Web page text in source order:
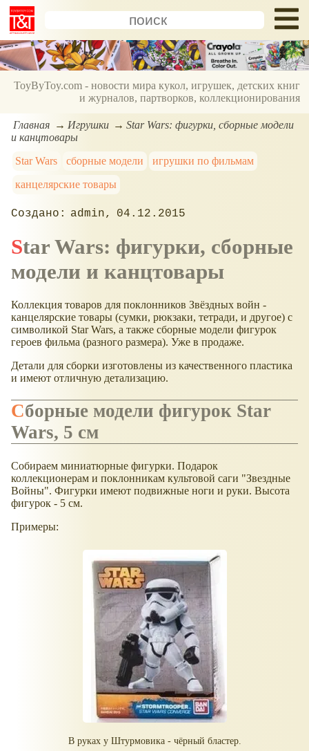
ToyByToy.com - новости мира кукол, игрушек, детских книг
и журналов, партворков, коллекционирования
Главная Игрушки
Star Wars: фигурки, сборные модели
и канцтовары
Star Wars
сборные модели
игрушки по фильмам
канцелярские товары
admin 04.12.2015
Star Wars: фигурки, сборные
модели и канцтовары
Коллекция товаров для поклонников Звёздных войн -
канцелярские товары (сумки, рюкзаки, тетради, и другое) с
символикой Star Wars, а также сборные модели фигурок
героев фильма (разного размера). Уже в продаже.
Детали для сборки изготовлены из качественного пластика
и имеют отличную детализацию.
Сборные модели фигурок Star
Wars, 5 см
Собираем миниатюрные фигурки. Подарок
коллекционерам и поклонникам культовой саги "Звездные
Войны". Фигурки имеют подвижные ноги и руки. Высота
фигурок - 5 см.
Примеры:
В руках у Штурмовика - чёрный бластер.